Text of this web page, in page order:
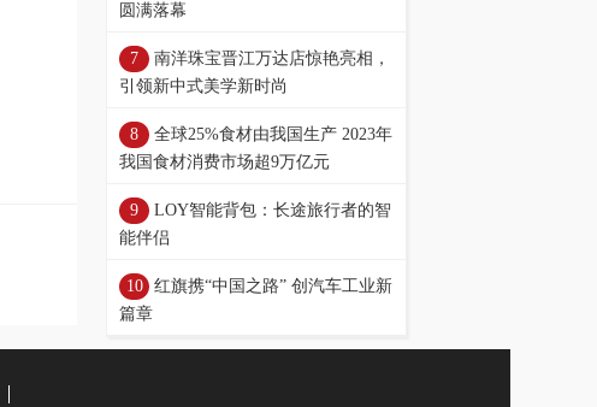
圆满落幕
南洋珠宝晋江万达店惊艳亮相，
引领新中式美学新时尚
全球25%食材由我国生产 2023年
我国食材消费市场超9万亿元
LOY智能背包：长途旅行者的智
能伴侣
红旗携“中国之路” 创汽车工业新
篇章